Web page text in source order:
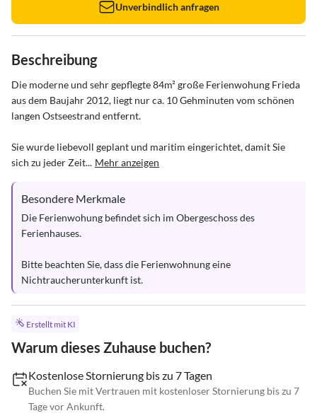
Unverbindlich anfragen
Beschreibung
Die moderne und sehr gepflegte 84m² große Ferienwohung Frieda
aus dem Baujahr 2012, liegt nur ca. 10 Gehminuten vom schönen
langen Ostseestrand entfernt.
Sie wurde liebevoll geplant und maritim eingerichtet, damit Sie
sich zu jeder Zeit... Mehr anzeigen
Besondere Merkmale
Die Ferienwohung befindet sich im Obergeschoss des
Ferienhauses.
Bitte beachten Sie, dass die Ferienwohnung eine
Nichtraucherunterkunft ist.
Erstellt mit KI
Warum dieses Zuhause buchen?
Kostenlose Stornierung bis zu 7 Tagen
Buchen Sie mit Vertrauen mit kostenloser Stornierung bis zu 7
Tage vor Ankunft.